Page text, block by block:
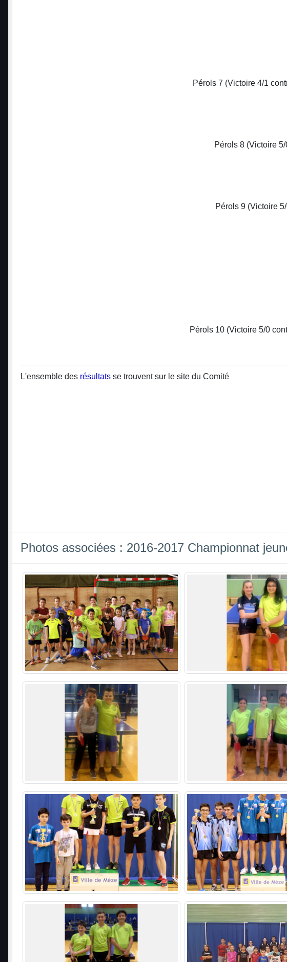
Pérols 7 (Victoire 4/1
Pérols 8 (Victoire
Pérols 9 (Victoire
Pérols 10 (Victoire 5/0
L'ensemble des résultats se trouvent sur le site du Comité
Photos associées : 2016-2017 Championnat